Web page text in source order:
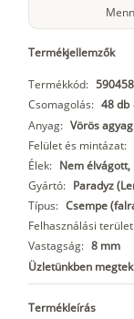
Termékjellemzők
Termékkód:
Csomagolás: 48 db
Anyag: Vörös agyag
Felület és mintázat:
Élek: Nem élvágott,
Gyártó: Paradyz
Típus: Csempe
Felhasználási
Vastagság: 8 mm
Üzletünkben
Termékleírás